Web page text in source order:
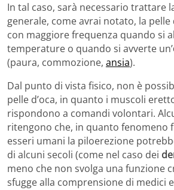
In tal caso, sarà necessario trattare
generale, come avrai notato, la pelle
con maggiore frequenza quando si
temperature o quando si avverte un’
(paura, commozione, ansia).
Dal punto di vista fisico, non è
pelle d’oca, in quanto i muscoli
rispondono a comandi volontari.
ritengono che, in quanto fenomeno
esseri umani la piloerezione
di alcuni secoli (come nel caso dei
meno che non svolga una funzione
sfugge alla comprensione di medici